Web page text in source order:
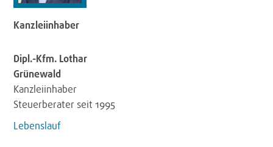
Kanzleiinhaber
Dipl.-Kfm. Lothar
Grünewald
Kanzleiinhaber
Steuerberater seit 1995
Lebenslauf